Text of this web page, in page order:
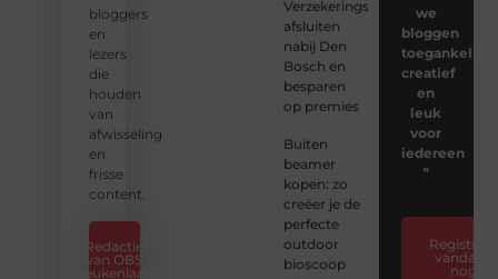
bloggers
en
lezers
die
houden
van
afwisseling
en
frisse
content.
Redactie
van OBS
Beukenlaan
Verzekeringspakket
afsluiten
nabij Den
Bosch en
besparen
op premies
Buiten
beamer
kopen: zo
creëer je de
perfecte
outdoor
bioscoop
we
bloggen
toegankelijk,
creatief
en
leuk
voor
iedereen
❞
Registreer
vandaag
nog